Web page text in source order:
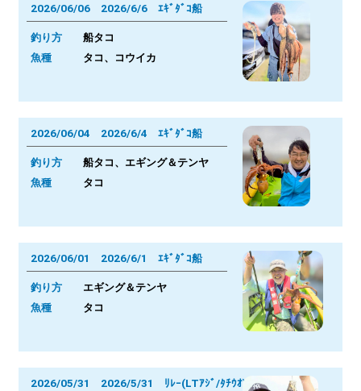
2026/06/06 2026/6/6 ｴｷﾞﾀﾞｺ船
釣り方 船タコ
魚種 タコ、コウイカ
2026/06/04 2026/6/4 ｴｷﾞﾀﾞｺ船
釣り方 船タコ、エギング＆テンヤ
魚種 タコ
2026/06/01 2026/6/1 ｴｷﾞﾀﾞｺ船
釣り方 エギング＆テンヤ
魚種 タコ
2026/05/31 2026/5/31 ﾘﾚｰ(LTｱｼﾞ/ﾀﾁｳｵ)